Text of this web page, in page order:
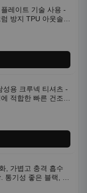
레이트 기술 사용 -
방지 TPU 아웃솔,
이션, 헬스, 트레이
절에 적합
성용 크루넥 티셔츠 -
적합한 빠른 건조,
운동복
, 가볍고 충격 흡수
통기성 좋은 블랙, 화